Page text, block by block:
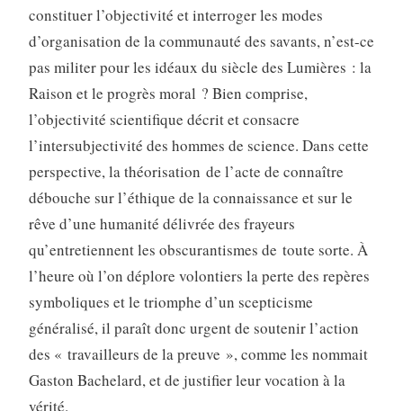
constituer l’objectivité et interroger les modes
d’organisation de la communauté des savants, n’est-ce
pas militer pour les idéaux du siècle des Lumières : la
Raison et le progrès moral ? Bien comprise,
l’objectivité scientifique décrit et consacre
l’intersubjectivité des hommes de science. Dans cette
perspective, la théorisation de l’acte de connaître
débouche sur l’éthique de la connaissance et sur le
rêve d’une humanité délivrée des frayeurs
qu’entretiennent les obscurantismes de toute sorte. À
l’heure où l’on déplore volontiers la perte des repères
symboliques et le triomphe d’un scepticisme
généralisé, il paraît donc urgent de soutenir l’action
des « travailleurs de la preuve », comme les nommait
Gaston Bachelard, et de justifier leur vocation à la
vérité.